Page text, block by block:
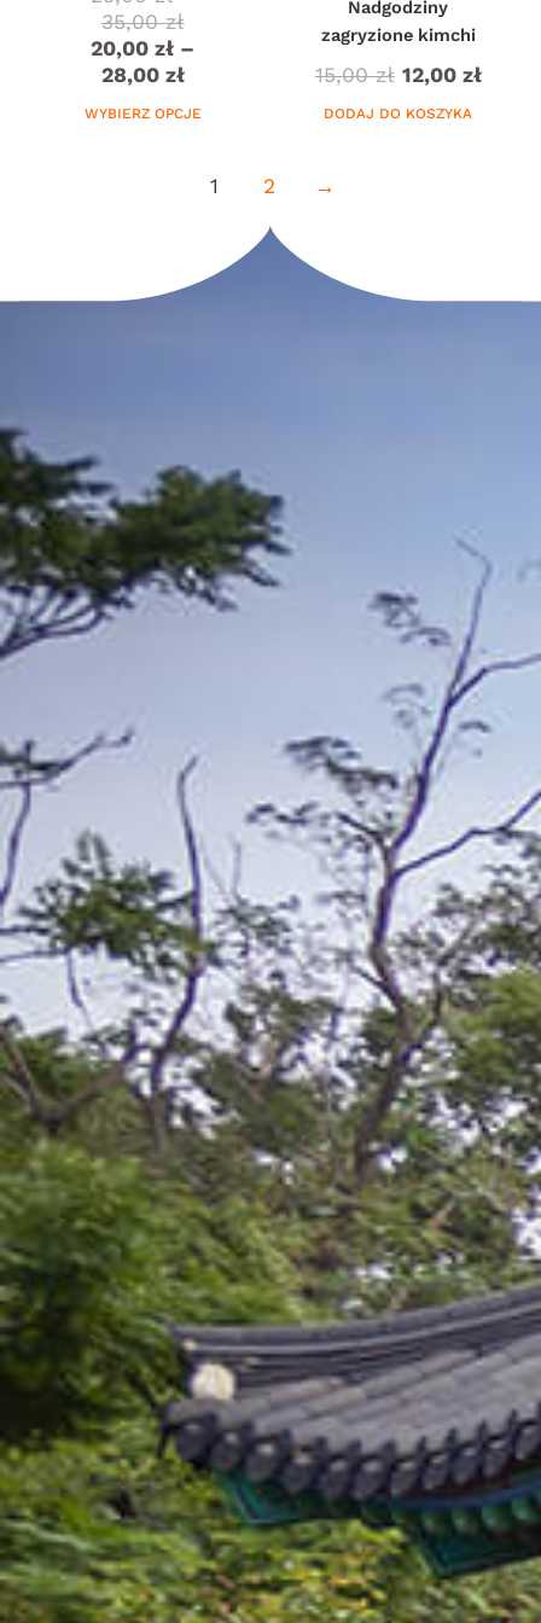
35,00zł
20,00zł –
28,00 zł
WYBIERZ OPCJE
Nadgodziny
zagryzione kimchi
15,00zł 12,00 zł
DODAJ DO KOSZYKA
1 2 →